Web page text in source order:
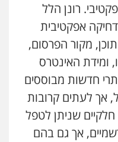
רונן הלל
אפקטיבית
מקור הפרסום,
ומידת האינטרס
חדשות מבוססים
אך לעתים קרובות
חלקיים שניתן לטפל
אך גם בהם